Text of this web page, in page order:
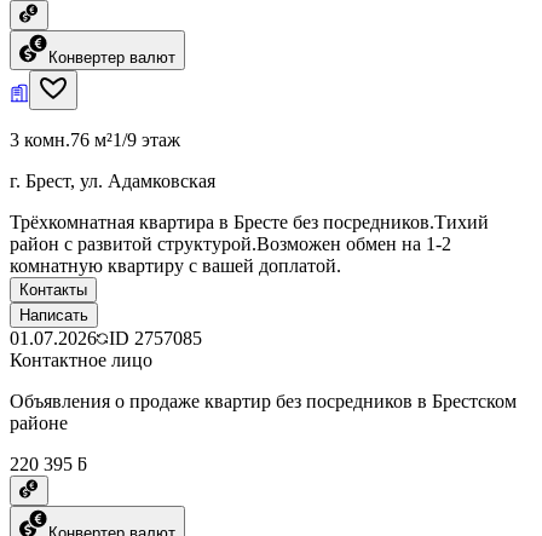
Конвертер валют
3 комн.76 м²1/9 этаж
г. Брест, ул. Адамковская
Трёхкомнатная квартира в Бресте без посредников.Тихий
район с развитой структурой.Возможен обмен на 1-2
комнатную квартиру с вашей доплатой.
Контакты
Написать
01.07.2026 ID 2757085
Контактное лицо
Объявления о продаже квартир без посредников в Брестском
районе
220 395 ƃ
Конвертер валют